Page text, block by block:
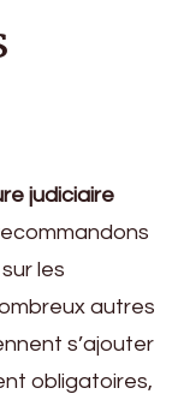
judiciaire
les
autres
s’ajouter
obligatoires,